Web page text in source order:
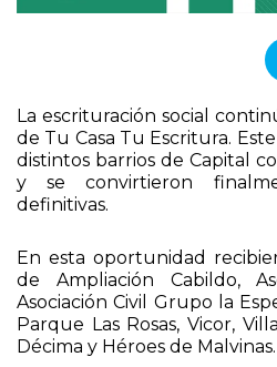
La escrituración social
de Tu Casa Tu Escritura.
distintos barrios de Capital
y se convirtieron
definitivas.
En esta oportunidad
de Ampliación Cabildo,
Asociación Civil Grupo la
Parque Las Rosas, Vicor,
Décima y Héroes de Malvinas.